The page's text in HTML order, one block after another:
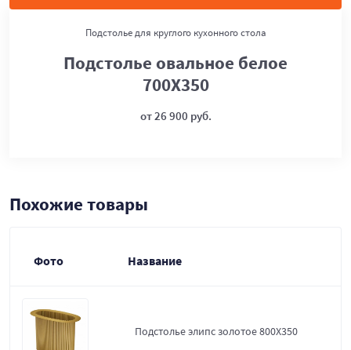
Подстолье для круглого кухонного стола
Подстолье овальное белое
700Х350
от 26 900 руб.
Похожие товары
Фото Название
Подстолье элипс золотое 800Х350